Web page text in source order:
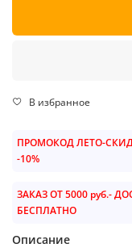
В избранное
ПРОМОКОД ЛЕТО-
-10%
ЗАКАЗ ОТ 5000 руб.-
БЕСПЛАТНО
Описание